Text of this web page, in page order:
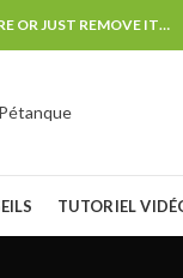
OR JUST REMOVE IT…
TUTORIEL